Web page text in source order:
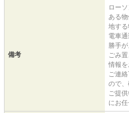
備考
ロー
ある
地す
電車
勝手
ごみ
情報
ご連
ので
ご提
にお任